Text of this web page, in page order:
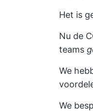
Het is
Nu de
teams
We
We